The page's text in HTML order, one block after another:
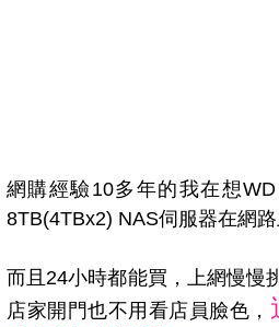
網購經驗10多年的我在想
8TB(4TBx2) NAS伺服器在網
而且24小時都能買，上網慢慢
店家開門也不用看店員臉色，